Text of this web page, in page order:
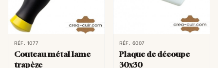
RÉF. 1077
Couteau métal lame
trapèze
RÉF. 6007
Plaque de découpe
30x30